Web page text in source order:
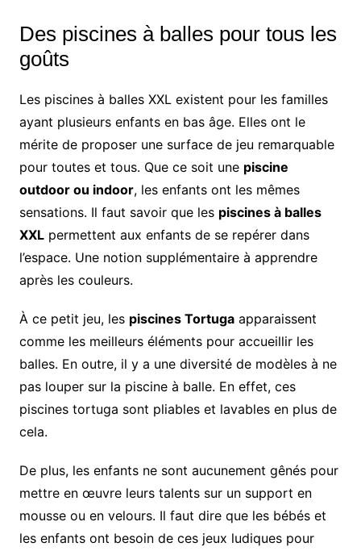
Des piscines à balles pour tous les
goûts
Les piscines à balles XXL existent pour les familles
ayant plusieurs enfants en bas âge. Elles ont le
mérite de proposer une surface de jeu remarquable
pour toutes et tous. Que ce soit une piscine
outdoor ou indoor, les enfants ont les mêmes
sensations. Il faut savoir que les piscines à balles
XXLpermettent aux enfants de se repérer dans
l’espace. Une notion supplémentaire à apprendre
après les couleurs.
À ce petit jeu, les piscines Tortugaapparaissent
comme les meilleurs éléments pour accueillir les
balles. En outre, il y a une diversité de modèles à ne
pas louper sur la piscine à balle. En effet, ces
piscines tortuga sont pliables et lavables en plus de
cela.
De plus, les enfants ne sont aucunement gênés pour
mettre en œuvre leurs talents sur un support en
mousse ou en velours. Il faut dire que les bébés et
les enfants ont besoin de ces jeux ludiques pour